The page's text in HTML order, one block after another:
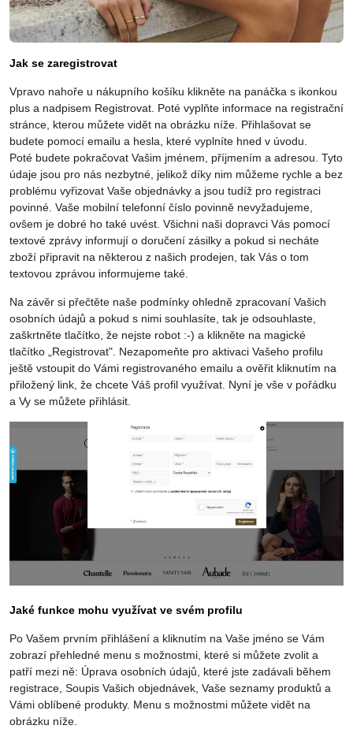
Jak se zaregistrovat
Vpravo nahoře u nákupního košíku klikněte na panáčka s ikonkou
plus a nadpisem Registrovat. Poté vyplňte informace na registrační
stránce, kterou můžete vidět na obrázku níže. Přihlašovat se
budete pomocí emailu a hesla, které vyplníte hned v úvodu.
Poté budete pokračovat Vašim jménem, příjmením a adresou. Tyto
údaje jsou pro nás nezbytné, jelikož díky nim můžeme rychle a bez
problému vyřizovat Vaše objednávky a jsou tudíž pro registraci
povinné. Vaše mobilní telefonní číslo povinně nevyžadujeme,
ovšem je dobré ho také uvést. Všichni naši dopravci Vás pomocí
textové zprávy informují o doručení zásilky a pokud si necháte
zboží připravit na některou z našich prodejen, tak Vás o tom
textovou zprávou informujeme také.
Na závěr si přečtěte naše podmínky ohledně zpracovaní Vašich
osobních údajů a pokud s nimi souhlasíte, tak je odsouhlaste,
zaškrtněte tlačítko, že nejste robot :-) a klikněte na magické
tlačítko „Registrovat". Nezapomeňte pro aktivaci Vašeho profilu
ještě vstoupit do Vámi registrovaného emailu a ověřit kliknutím na
přiložený link, že chcete Váš profil využívat. Nyní je vše v pořádku
a Vy se můžete přihlásit.
Jaké funkce mohu využívat ve svém profilu
Po Vašem prvním přihlášení a kliknutím na Vaše jméno se Vám
zobrazí přehledné menu s možnostmi, které si můžete zvolit a
patří mezi ně: Úprava osobních údajů, které jste zadávali během
registrace, Soupis Vašich objednávek, Vaše seznamy produktů a
Vámi oblíbené produkty. Menu s možnostmi můžete vidět na
obrázku níže.